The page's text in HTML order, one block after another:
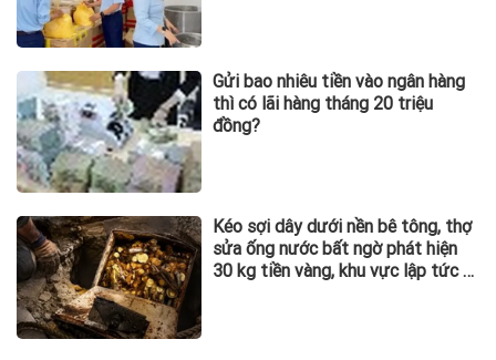
Gửi bao nhiêu tiền vào ngân hàng
thì có lãi hàng tháng 20 triệu
đồng?
Kéo sợi dây dưới nền bê tông, thợ
sửa ống nước bất ngờ phát hiện
30 kg tiền vàng, khu vực lập tức bị